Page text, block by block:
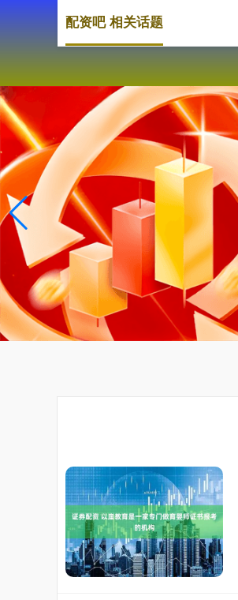
配资吧 相关话题